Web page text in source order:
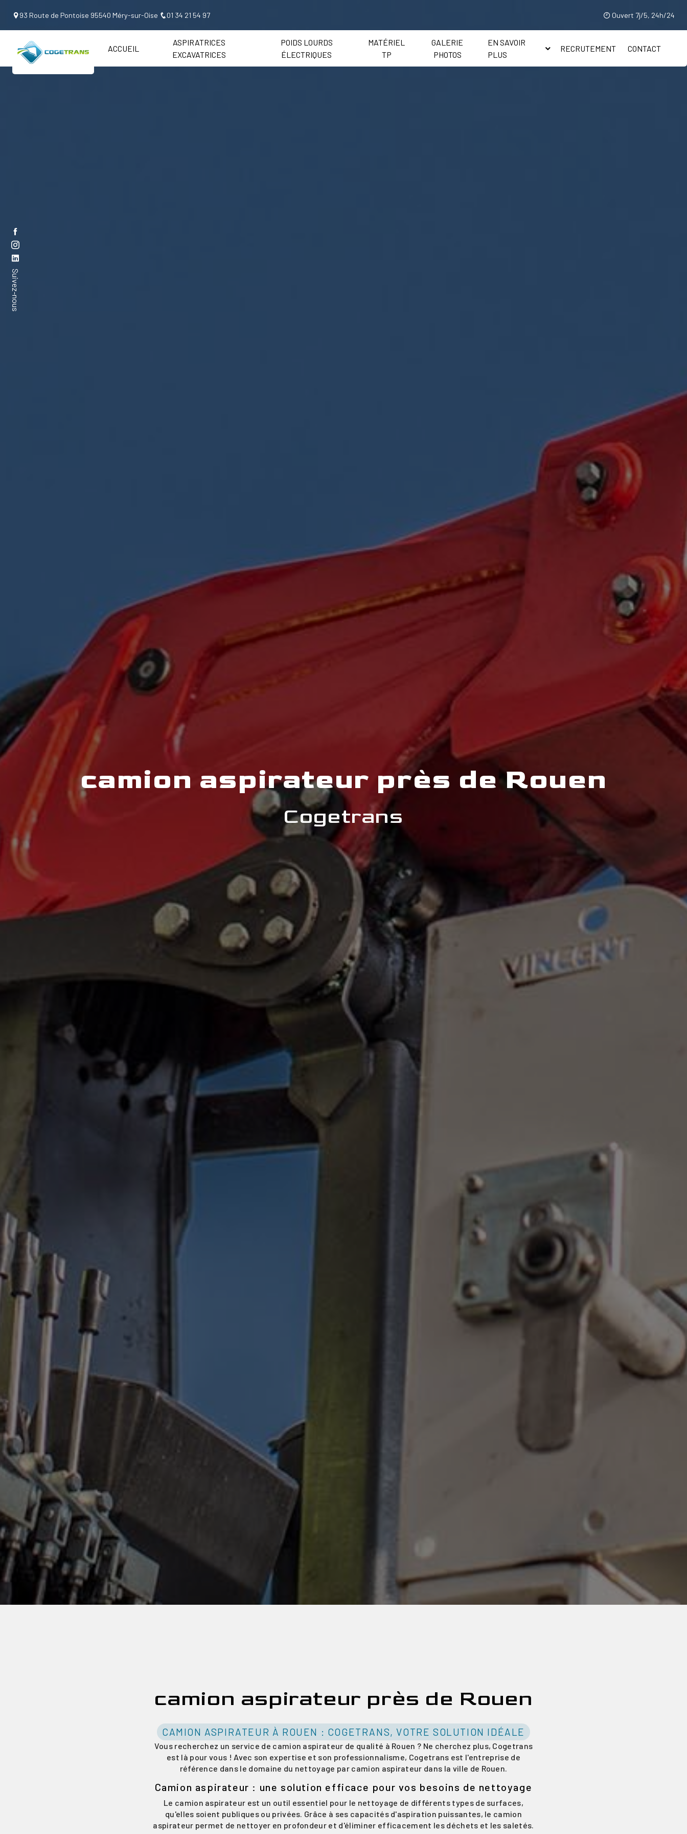
93 Route de Pontoise 95540 Méry-sur-Oise 01 34 21 54 97 Ouvert 7j/5, 24h/24
ACCUEIL
ASPIRATRICES
EXCAVATRICES
POIDS LOURDS
ÉLECTRIQUES
MATÉRIEL
TP
GALERIE
PHOTOS
EN SAVOIR
PLUS
RECRUTEMENT CONTACT
camion aspirateur près de Rouen
Cogetrans
camion aspirateur près de Rouen
CAMION ASPIRATEUR À ROUEN : COGETRANS, VOTRE SOLUTION IDÉALE
Vous recherchez un service de camion aspirateur de qualité à Rouen ? Ne cherchez plus, Cogetrans
est là pour vous ! Avec son expertise et son professionnalisme, Cogetrans est l'entreprise de
référence dans le domaine du nettoyage par camion aspirateur dans la ville de Rouen.
Camion aspirateur : une solution efficace pour vos besoins de nettoyage
Le camion aspirateur est un outil essentiel pour le nettoyage de différents types de surfaces,
qu'elles soient publiques ou privées. Grâce à ses capacités d'aspiration puissantes, le camion
aspirateur permet de nettoyer en profondeur et d'éliminer efficacement les déchets et les saletés.